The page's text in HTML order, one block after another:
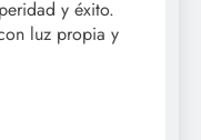
y éxito.
luz propia y